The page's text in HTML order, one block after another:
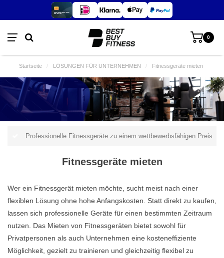
0
Startseite / LÖSUNGEN FÜR UNTERNEHMEN / Fitnessgeräte mieten
Professionelle Fitnessgeräte zu einem wettbewerbsfähigen Preis
Fitnessgeräte mieten
Wer ein Fitnessgerät mieten möchte, sucht meist nach einer
flexiblen Lösung ohne hohe Anfangskosten. Statt direkt zu kaufen,
lassen sich professionelle Geräte für einen bestimmten Zeitraum
nutzen. Das Mieten von Fitnessgeräten bietet sowohl für
Privatpersonen als auch Unternehmen eine kosteneffiziente
Möglichkeit, gezielt zu trainieren und gleichzeitig flexibel zu